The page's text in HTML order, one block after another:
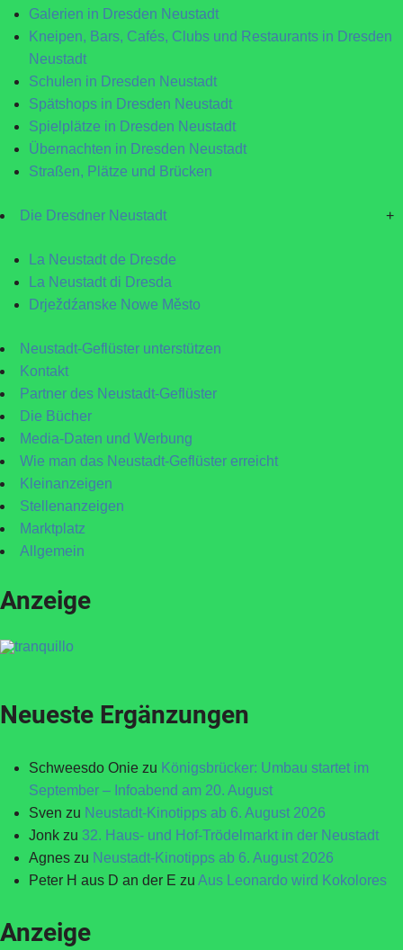
Galerien in Dresden Neustadt
Kneipen, Bars, Cafés, Clubs und Restaurants in Dresden
Neustadt
Schulen in Dresden Neustadt
Spätshops in Dresden Neustadt
Spielplätze in Dresden Neustadt
Übernachten in Dresden Neustadt
Straßen, Plätze und Brücken
Die Dresdner Neustadt +
La Neustadt de Dresde
La Neustadt di Dresda
Drježdźanske Nowe Město
Neustadt-Geflüster unterstützen
Kontakt
Partner des Neustadt-Geflüster
Die Bücher
Media-Daten und Werbung
Wie man das Neustadt-Geflüster erreicht
Kleinanzeigen
Stellenanzeigen
Marktplatz
Allgemein
Anzeige
Neueste Ergänzungen
Schweesdo Onie zu Königsbrücker: Umbau startet im
September – Infoabend am 20. August
Sven zu Neustadt-Kinotipps ab 6. August 2026
Jonk zu 32. Haus- und Hof-Trödelmarkt in der Neustadt
Agnes zu Neustadt-Kinotipps ab 6. August 2026
Peter H aus D an der E zu Aus Leonardo wird Kokolores
Anzeige